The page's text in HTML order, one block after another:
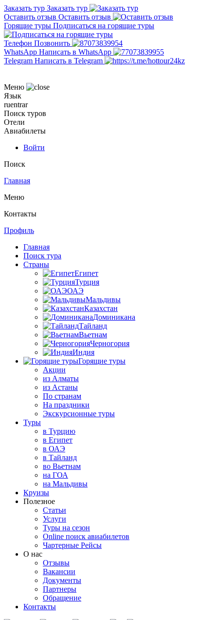
Заказать тур Заказать тур
Оставить отзыв Оставить отзыв
Горящие туры Подписаться на горящие туры
Телефон Позвонить
WhatsApp Написать в WhatsApp
Telegram Написать в Telegram
Меню
Язык
ruentrar
Поиск туров
Отели
Авиабилеты
Войти
Поиск
Главная
Меню
Контакты
Профиль
Главная
Поиск тура
Страны
Египет
Турция
ОАЭ
Мальдивы
Казахстан
Доминикана
Тайланд
Вьетнам
Черногория
Индия
Горящие туры
Акции
из Алматы
из Астаны
По странам
На праздники
Экскурсионные туры
Туры
в Турцию
в Египет
в ОАЭ
в Тайланд
во Вьетнам
на ГОА
на Мальдивы
Круизы
Полезное
Статьи
Услуги
Туры на сезон
Online поиск авиабилетов
Чартерные Рейсы
О нас
Отзывы
Вакансии
Документы
Партнеры
Обращение
Контакты